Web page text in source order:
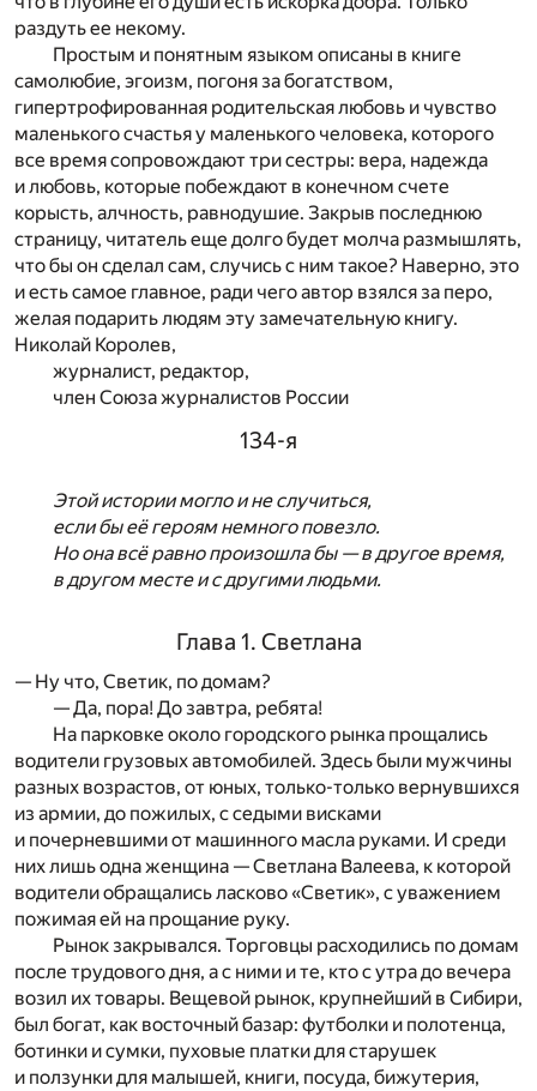
раздуть ее некому.
Простым и понятным языком описаны в книге
самолюбие, эгоизм, погоня за богатством,
гипертрофированная родительская любовь и чувство
маленького счастья у маленького человека, которого
все время сопровождают три сестры: вера, надежда
и любовь, которые побеждают в конечном счете
корысть, алчность, равнодушие. Закрыв последнюю
страницу, читатель еще долго будет молча размышлять,
что бы он сделал сам, случись с ним такое? Наверно, это
и есть самое главное, ради чего автор взялся за перо,
желая подарить людям эту замечательную книгу.
Николай Королев,
журналист, редактор,
член Союза журналистов России
134-я
Этой истории могло и не случиться,
если бы её героям немного повезло.
Но она всё равно произошла бы — в другое время,
в другом месте и с другими людьми.
Глава 1. Светлана
— Ну что, Светик, по домам?
— Да, пора! До завтра, ребята!
На парковке около городского рынка прощались
водители грузовых автомобилей. Здесь были мужчины
разных возрастов, от юных, только-только вернувшихся
из армии, до пожилых, с седыми висками
и почерневшими от машинного масла руками. И среди
них лишь одна женщина — Светлана Валеева, к которой
водители обращались ласково «Светик», с уважением
пожимая ей на прощание руку.
Рынок закрывался. Торговцы расходились по домам
после трудового дня, а с ними и те, кто с утра до вечера
возил их товары. Вещевой рынок, крупнейший в Сибири,
был богат, как восточный базар: футболки и полотенца,
ботинки и сумки, пуховые платки для старушек
и ползунки для малышей, книги, посуда, бижутерия,